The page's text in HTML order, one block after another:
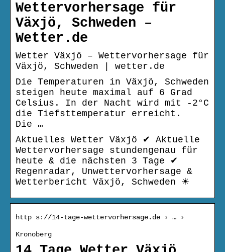
Wettervorhersage für
Växjö, Schweden –
Wetter.de
Wetter Växjö – Wettervorhersage für
Växjö, Schweden | wetter.de
Die Temperaturen in Växjö, Schweden
steigen heute maximal auf 6 Grad
Celsius. In der Nacht wird mit -2°C
die Tiefsttemperatur erreicht.
Die …
Aktuelles Wetter Växjö ✔ Aktuelle
Wettervorhersage stundengenau für
heute & die nächsten 3 Tage ✔
Regenradar, Unwettervorhersage &
Wetterbericht Växjö, Schweden ☀
http s://14-tage-wettervorhersage.de › … ›
Kronoberg